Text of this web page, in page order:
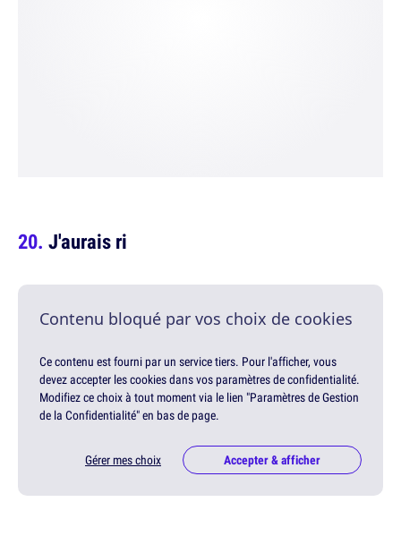
J'aurais ri
Contenu bloqué par vos choix de cookies
Ce contenu est fourni par un service tiers. Pour l'afficher, vous
devez accepter les cookies dans vos paramètres de confidentialité.
Modifiez ce choix à tout moment via le lien "Paramètres de Gestion
de la Confidentialité" en bas de page.
Gérer mes choix Accepter & afficher